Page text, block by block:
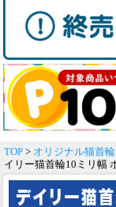
TOP > オリジナル猫首輪
イリー猫首輪10ミリ幅